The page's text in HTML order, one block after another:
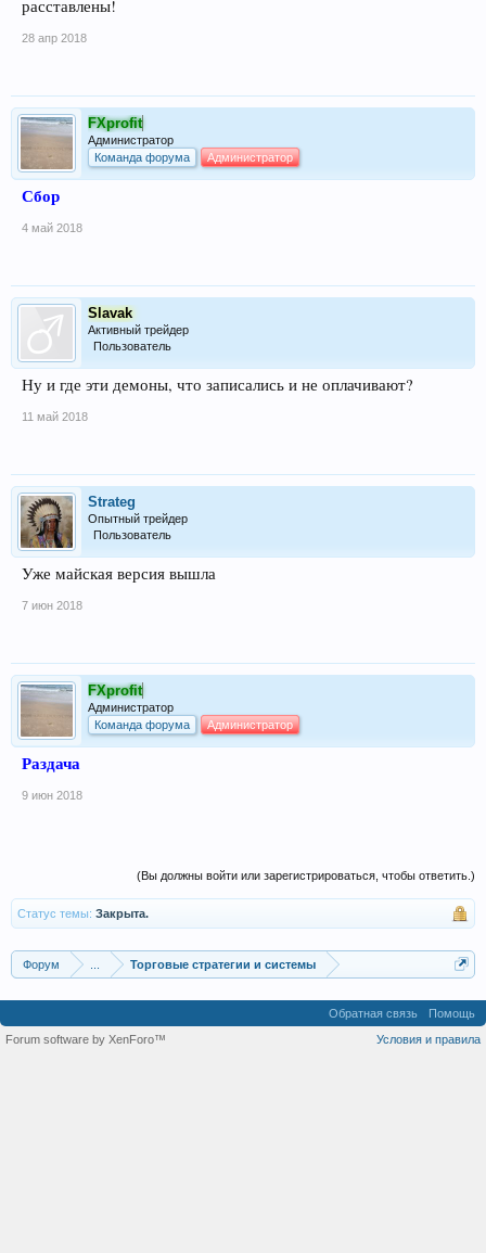
расставлены!
28 апр 2018
FXprofit
Администратор
Команда форума
Администратор
Сбор
4 май 2018
Slavak
Активный трейдер
Пользователь
Ну и где эти демоны, что записались и не оплачивают?
11 май 2018
Strateg
Опытный трейдер
Пользователь
Уже майская версия вышла
7 июн 2018
FXprofit
Администратор
Команда форума
Администратор
Раздача
9 июн 2018
(Вы должны войти или зарегистрироваться, чтобы ответить.)
Статус темы: Закрыта.
Форум Торговые стратегии и системы
Обратная связь
Помощь
Условия и правила
Forum software by XenForo™